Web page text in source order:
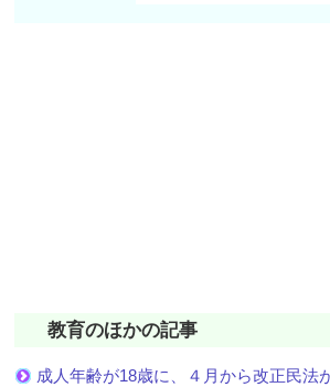
教育のほかの記事
成人年齢が18歳に、４月から改正民法